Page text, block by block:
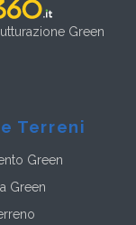
Green
Terreni
Green
Green